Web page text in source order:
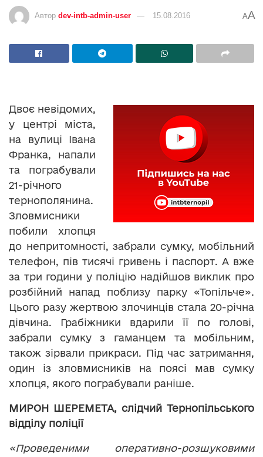
Автор dev-intb-admin-user 15.08.2016 AA
Двоє невідомих,
у центрі міста,
на вулиці Івана
Франка, напали
та пограбували
21-річного
тернополянина.
Зловмисники
побили хлопця
до непритомності, забрали сумку, мобільний
телефон, пів тисячі гривень і паспорт. А вже
за три години у поліцію надійшов виклик про
розбійний напад поблизу парку «Топільче».
Цього разу жертвою злочинців стала 20-річна
дівчина. Грабіжники вдарили її по голові,
забрали сумку з гаманцем та мобільним,
також зірвали прикраси. Під час затримання,
один із зловмисників на поясі мав сумку
хлопця, якого пограбували раніше.
МИРОН ШЕРЕМЕТА, слідчий Тернопільського
відділу поліції
«Проведеними оперативно-розшуковими